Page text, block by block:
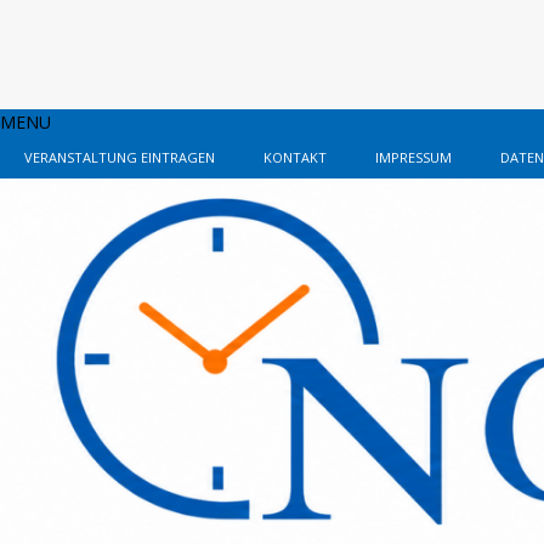
MENU
VERANSTALTUNG EINTRAGEN KONTAKT IMPRESSUM